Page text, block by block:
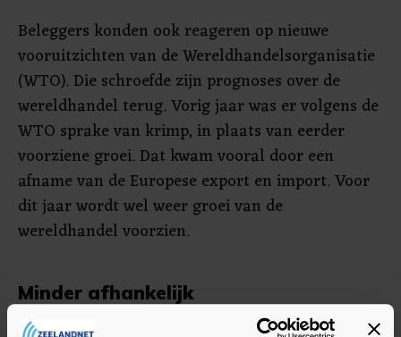
Beleggers konden ook reageren op nieuwe
vooruitzichten van de Wereldhandelsorganisatie
(WTO). Die schroefde zijn prognoses over de
wereldhandel terug. Vorig jaar was er volgens de
WTO sprake van krimp, in plaats van eerder
voorziene groei. Dat kwam vooral door een
afname van de Europese export en import. Voor
dit jaar wordt wel weer groei van de
wereldhandel voorzien.
Minder afhankelijk
De koers van Tesla zakte op de beurs bijna 3